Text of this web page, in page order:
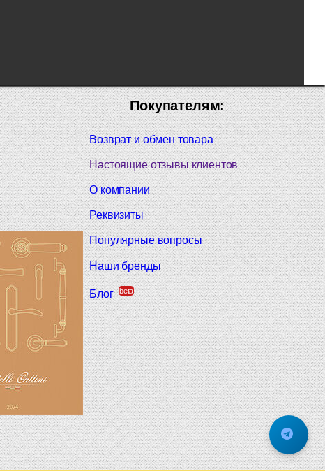
Покупателям:
Возврат и обмен товара
Настоящие отзывы клиентов
О компании
Реквизиты
Популярные вопросы
Наши бренды
Блог beta